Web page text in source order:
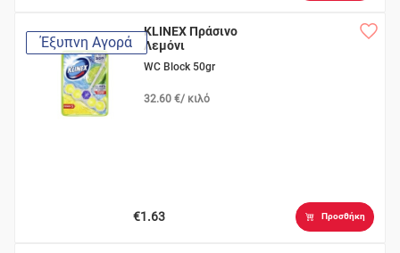
Έξυπνη Αγορά
KLINEX Πράσινο
Λεμόνι
WC Block 50gr
32.60 €/ κιλό
€1.63 Προσθήκη